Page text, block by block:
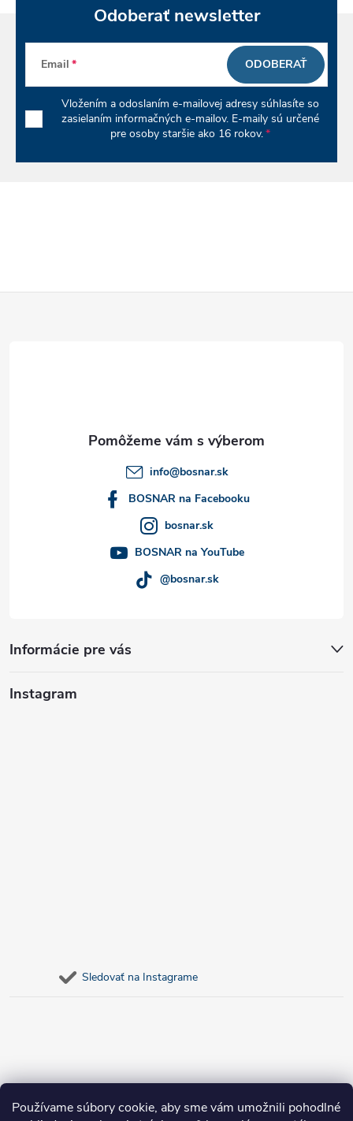
Používame súbory cookie, aby sme vám umožnili pohodlné
Odoberať newsletter
Email
Vložením a odoslaním e-mailovej adresy súhlasíte so
zasielaním informačných e-mailov. E-maily sú určené
pre osoby staršie ako 16 rokov.
ODOBERAŤ
Informácie pre vás
info@bosnar.sk
BOSNAR na Facebooku
bosnar.sk
BOSNAR na YouTube
@bosnar.sk
Instagram
Sledovať na Instagrame